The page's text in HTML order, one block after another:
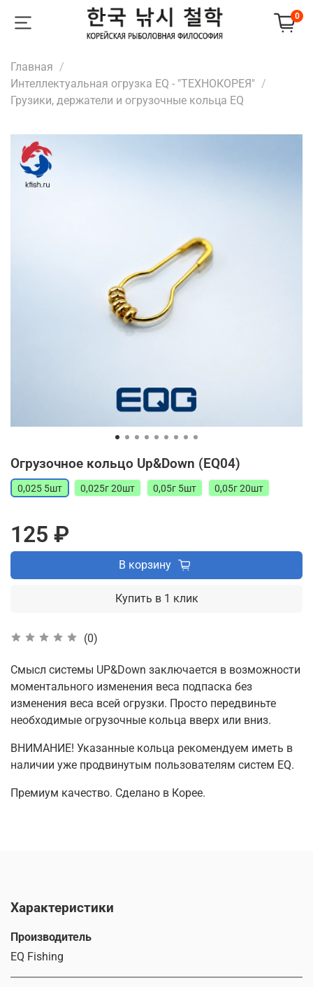
0
Главная
Интеллектуальная огрузка EQ - "ТЕХНОКОРЕЯ"
Грузики, держатели и огрузочные кольца EQ
Огрузочное кольцо Up&Down (EQ04)
(0)
0,025 5шт 0,025г 20шт 0,05г 5шт 0,05г 20шт
125 ₽
В корзину
Купить в 1 клик
Смысл системы UP&Down заключается в возможности
моментального изменения веса подпаска без
изменения веса всей огрузки. Просто передвиньте
необходимые огрузочные кольца вверх или вниз.
ВНИМАНИЕ! Указанные кольца рекомендуем иметь в
наличии уже продвинутым пользователям систем EQ.
Премиум качество. Сделано в Корее.
Характеристики
Производитель
EQ Fishing